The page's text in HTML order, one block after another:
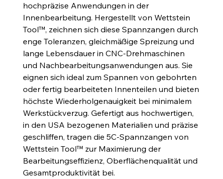
hochpräzise Anwendungen in der
Innenbearbeitung. Hergestellt von Wettstein
Tool™, zeichnen sich diese Spannzangen durch
enge Toleranzen, gleichmäßige Spreizung und
lange Lebensdauer in CNC-Drehmaschinen
und Nachbearbeitungsanwendungen aus. Sie
eignen sich ideal zum Spannen von gebohrten
oder fertig bearbeiteten Innenteilen und bieten
höchste Wiederholgenauigkeit bei minimalem
Werkstückverzug. Gefertigt aus hochwertigen,
in den USA bezogenen Materialien und präzise
geschliffen, tragen die 5C-Spannzangen von
Wettstein Tool™ zur Maximierung der
Bearbeitungseffizienz, Oberflächenqualität und
Gesamtproduktivität bei.